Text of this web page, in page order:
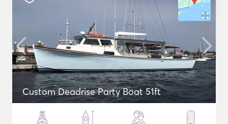
Custom Deadrise Party Boat 51ft